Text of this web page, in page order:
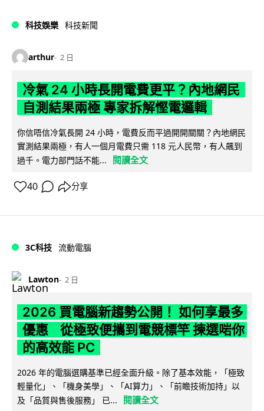
科技娛樂 科技新聞
arthur 2 日
冷氣 24 小時長開電費更平？內地網民
自測結果兩極 專家拆解慳電邏輯
你信唔信冷氣長開 24 小時，電費反而平過開開關關？內地網民
實測結果兩極，有人一個月電費只需 118 元人民幣，有人飆到
過千。電力部門話不能...
閱讀全文
40 分享
3C科技 流動電腦
Lawton 2 日
2026 買電腦新趨勢公開！ 如何享最多
優惠 從極致便攜到電競標竿 揀選啱你
的高效能 PC
2026 年的電腦選購基準已經全面升級。除了基本效能，「極致
輕量化」、「機身美學」、「AI算力」、「前瞻技術加持」以
及「品質與售後服務」 已...
閱讀全文